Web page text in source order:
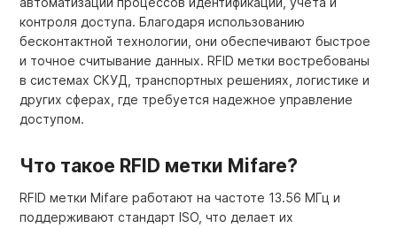
контроля доступа. Благодаря использованию
бесконтактной технологии, они обеспечивают быстрое
и точное считывание данных. RFID метки востребованы
в системах СКУД, транспортных решениях, логистике и
других сферах, где требуется надежное управление
доступом.
Что такое RFID метки Mifare?
RFID метки Mifare работают на частоте 13.56 МГц и
поддерживают стандарт ISO, что делает их